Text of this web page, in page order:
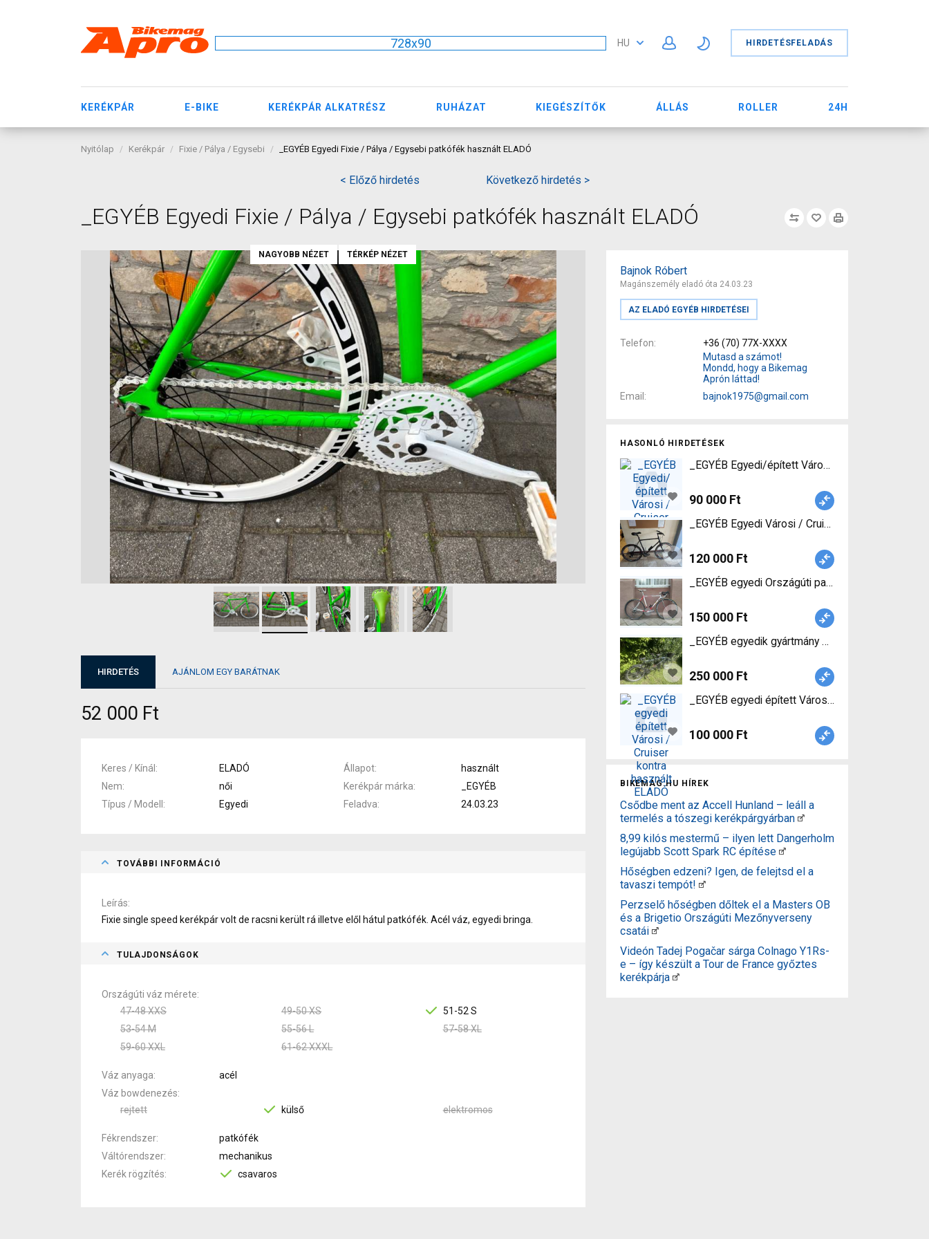
728x90 HU HIRDETÉSFELADÁS
KERÉKPÁR E-BIKE KERÉKPÁR ALKATRÉSZ RUHÁZAT KIEGÉSZÍTŐK ÁLLÁS ROLLER 24H
Nyitólap Kerékpár Fixie / Pálya / Egysebi _EGYÉB Egyedi Fixie / Pálya / Egysebi patkófék használt ELADÓ
< Előző hirdetés Következő hirdetés >
_EGYÉB Egyedi Fixie / Pálya / Egysebi patkófék használt ELADÓ
Bajnok Róbert
Magánszemély eladó óta 24.03.23
AZ ELADÓ EGYÉB HIRDETÉSEI
Telefon
+36 (70) 77X-XXXX
Mutasd a számot!
Mondd, hogy a Bikemag
Aprón láttad!
Email
bajnok1975@gmail.com
HASONLÓ HIRDETÉSEK
_EGYÉB Egyedi/épített Városi / Cruiser kontra
90 000 Ft
_EGYÉB Egyedi Városi / Cruiser v-fék használt
120 000 Ft
_EGYÉB egyedi Országúti patkófék használt
150 000 Ft
_EGYÉB egyedik gyártmány Mountain Bike merev
250 000 Ft
_EGYÉB egyedi épített Városi / Cruiser kontra
100 000 Ft
BIKEMAG.HU HÍREK
Csődbe ment az Accell Hunland – leáll a
termelés a tószegi kerékpárgyárban
8,99 kilós mestermű – ilyen lett Dangerholm
legújabb Scott Spark RC építése
Hőségben edzeni? Igen, de felejtsd el a
tavaszi tempót!
Perzselő hőségben dőltek el a Masters OB
és a Brigetio Országúti Mezőnyverseny
csatái
Videón Tadej Pogačar sárga Colnago Y1Rs-
e – így készült a Tour de France győztes
kerékpárja
NAGYOBB NÉZET TÉRKÉP NÉZET
HIRDETÉS AJÁNLOM EGY BARÁTNAK
52 000 Ft
Keres / Kínál ELADÓ Állapot
használt
Nem
női Kerékpár márka
_EGYÉB
Típus / Modell
Egyedi Feladva 24.03.23
TOVÁBBI INFORMÁCIÓ
Leírás
Fixie single speed kerékpár volt de racsni került rá illetve elől hátul patkófék. Acél váz, egyedi bringa.
TULAJDONSÁGOK
Országúti váz mérete
47-48 XXS
49-50 XS
51-52 S
53-54 M
55-56 L
57-58 XL
59-60 XXL
61-62 XXXL
Váz anyaga
acél
Váz bowdenezés
rejtett
külső elektromos
Fékrendszer
patkófék
Váltórendszer
mechanikus
Kerék rögzítés
csavaros